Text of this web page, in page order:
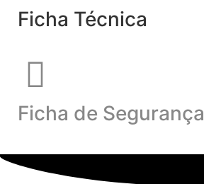
Ficha Técnica
Ficha de Segurança